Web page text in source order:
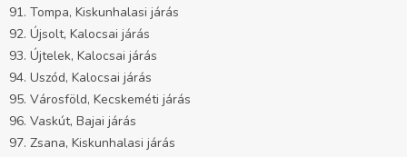
91. Tompa, Kiskunhalasi járás
92. Újsolt, Kalocsai járás
93. Újtelek, Kalocsai járás
94. Uszód, Kalocsai járás
95. Városföld, Kecskeméti járás
96. Vaskút, Bajai járás
97. Zsana, Kiskunhalasi járás